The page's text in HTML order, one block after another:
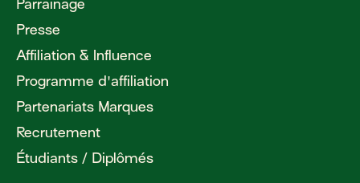
Parrainage
Presse
Affiliation & Influence
Programme d'affiliation
Partenariats Marques
Recrutement
Étudiants / Diplômés